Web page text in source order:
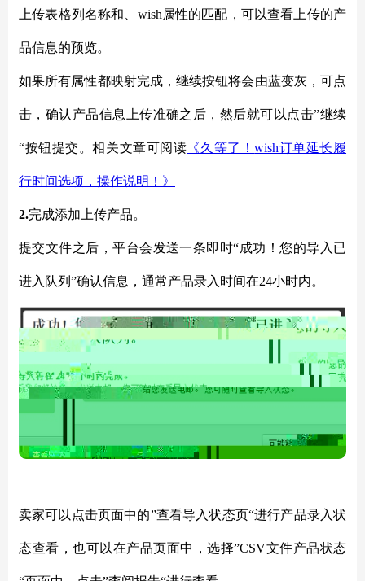
上传表格列名称和、wish属性的匹配，可以查看上传的产
品信息的预览。
如果所有属性都映射完成，继续按钮将会由蓝变灰，可点
击，确认产品信息上传准确之后，然后就可以点击”继续
“按钮提交。相关文章可阅读 《久等了！wish订单延长履
行时间选项，操作说明！》
2.完成添加上传产品。
提交文件之后，平台会发送一条即时“成功！您的导入已
进入队列”确认信息，通常产品录入时间在24小时内。
卖家可以点击页面中的”查看导入状态页“进行产品录入状
态查看，也可以在产品页面中，选择”CSV文件产品状态